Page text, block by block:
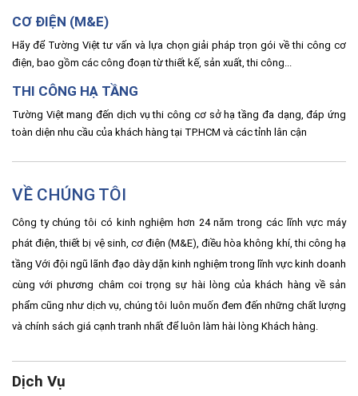
CƠ ĐIỆN (M&E)
Hãy để Tường Việt tư vấn và lựa chọn giải pháp trọn gói về thi công cơ
điện, bao gồm các công đoạn từ thiết kế, sản xuất, thi công...
THI CÔNG HẠ TẦNG
Tường Việt mang đến dịch vụ thi công cơ sở hạ tầng đa dạng, đáp ứng
toàn diện nhu cầu của khách hàng tại TP.HCM và các tỉnh lân cận
VỀ CHÚNG TÔI
Công ty chúng tôi có kinh nghiệm hơn 24 năm trong các lĩnh vực máy
phát điện, thiết bị vệ sinh, cơ điện (M&E), điều hòa không khí, thi công hạ
tầng Với đội ngũ lãnh đạo dày dặn kinh nghiệm trong lĩnh vực kinh doanh
cùng với phương châm coi trọng sự hài lòng của khách hàng về sản
phẩm cũng như dịch vụ, chúng tôi luôn muốn đem đến những chất lượng
và chính sách giá cạnh tranh nhất để luôn làm hài lòng Khách hàng.
Dịch Vụ